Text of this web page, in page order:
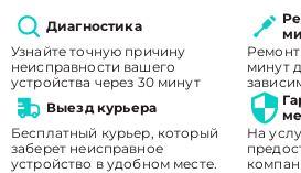
Диагностика
Узнайте точную причину
неисправности вашего
устройства через 30 минут
Ремонт
минут
Выезд курьера
Бесплатный курьер, который
заберет неисправное
устройство в удобном месте.
На